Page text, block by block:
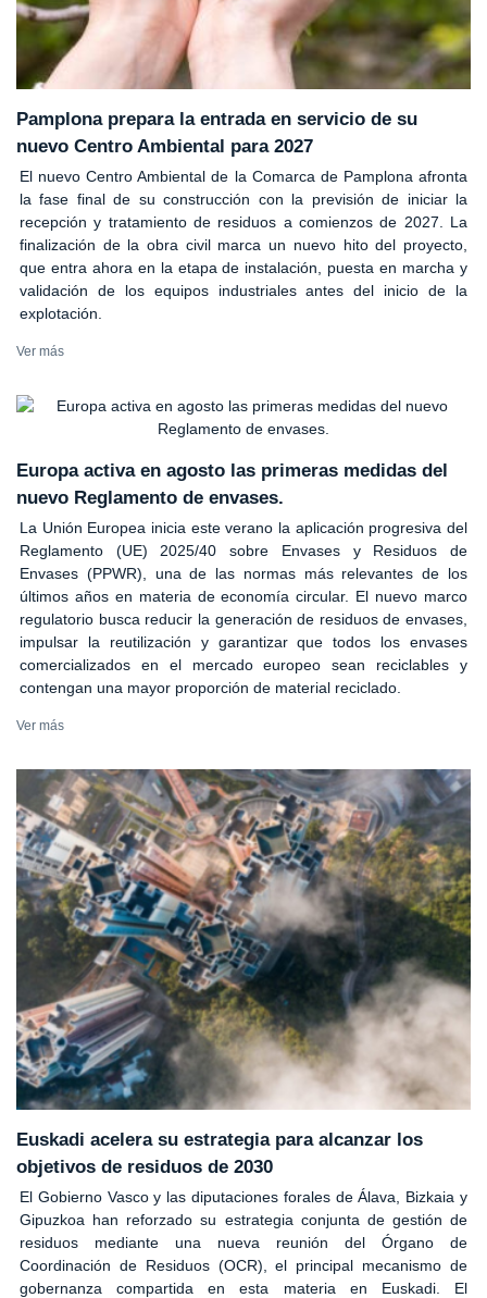
Pamplona prepara la entrada en servicio de su
nuevo Centro Ambiental para 2027
El nuevo Centro Ambiental de la Comarca de Pamplona afronta
la fase final de su construcción con la previsión de iniciar la
recepción y tratamiento de residuos a comienzos de 2027. La
finalización de la obra civil marca un nuevo hito del proyecto,
que entra ahora en la etapa de instalación, puesta en marcha y
validación de los equipos industriales antes del inicio de la
explotación.
Ver más
Europa activa en agosto las primeras medidas del
nuevo Reglamento de envases.
La Unión Europea inicia este verano la aplicación progresiva del
Reglamento (UE) 2025/40 sobre Envases y Residuos de
Envases (PPWR), una de las normas más relevantes de los
últimos años en materia de economía circular. El nuevo marco
regulatorio busca reducir la generación de residuos de envases,
impulsar la reutilización y garantizar que todos los envases
comercializados en el mercado europeo sean reciclables y
contengan una mayor proporción de material reciclado.
Ver más
Euskadi acelera su estrategia para alcanzar los
objetivos de residuos de 2030
El Gobierno Vasco y las diputaciones forales de Álava, Bizkaia y
Gipuzkoa han reforzado su estrategia conjunta de gestión de
residuos mediante una nueva reunión del Órgano de
Coordinación de Residuos (OCR), el principal mecanismo de
gobernanza compartida en esta materia en Euskadi. El